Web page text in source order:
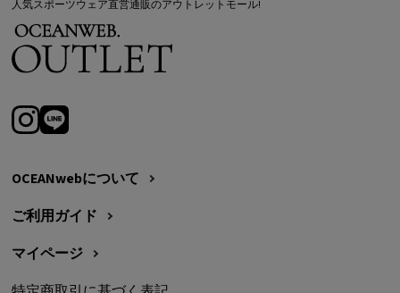
人気スポーツウェア直営通販のアウトレットモール!
OCEANwebについて
ご利用ガイド
マイページ